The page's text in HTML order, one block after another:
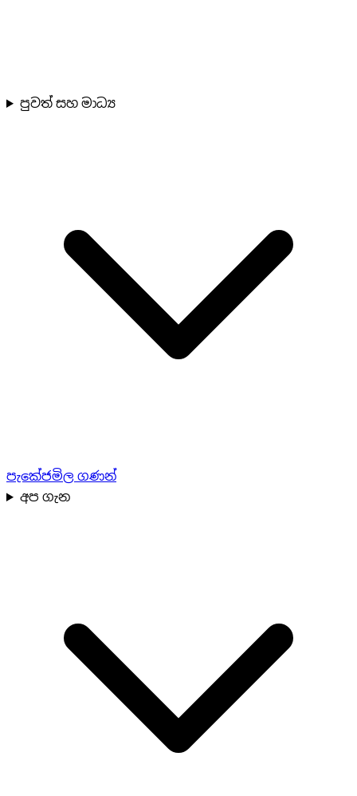
පුවත් සහ මාධ්‍ය
පැකේජමිල ගණන්
අප ගැන